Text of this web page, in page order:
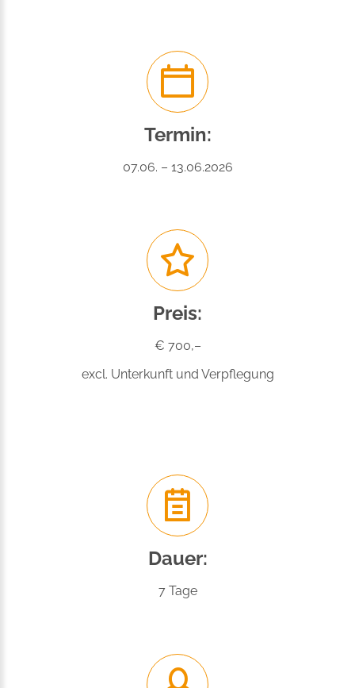
Termin:
07.06. – 13.06.2026
Preis:
€ 700,–
excl. Unterkunft und Verpflegung
Dauer:
7 Tage